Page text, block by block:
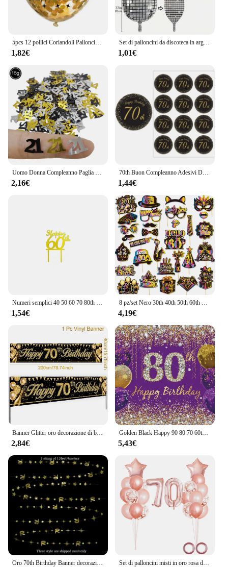
5pcs 12 pollici Coriandoli Palloncini In Lattice Di Compleanno Palloncino 16 18 21 30 40 50 60 70 Anni di Età Compleanno festa di Anniversario di Matrimonio Decorazioni
1,82€
Set di palloncini da discoteca in argento glamour da 1 pezzo - Finitura a specchio metallizzato lucido per feste danzanti retrò anni '70 e '80 - Decorazione versatile
1,01€
Uomo Donna Compleanno Paglia usa e getta Felice 18th 30th 40th 50th 60th Compleanno Paglia di carta Decor Anniversario Festa di compleanno Supplie
2,16€
70th Buon Compleanno Adesivi Decorazioni Del Partito 50 giorni Per Bambini di Età 70 Anni di Compleanno Festa di compleanno di Tenuta Etichette Adesive
1,44€
Numeri semplici 40 50 60 70 80th Cake Topper in acrilico per decorazioni per torte per torte per feste di compleanno di anniversario
1,54€
8 pz/set Nero 30th 40th 50th 60th 70th 80th Years Desktop A Nido D'ape Ornamenti per la Decorazione Della Festa di Buon Compleanno Per Adulti
4,19€
2,84€
Golden Black Happy 90 80 70 60th Birthday Background Adult Birthday Party Decor Banner fotografia sfondo Photo Studio puntelli
5,43€
Set di palloncini misti in oro rosa da 25 pezzi, decorazioni per feste di 70° compleanno, decorazioni per feste di compleanno per donne di 70 anni